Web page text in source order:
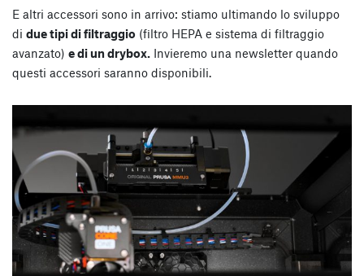
E altri accessori sono in arrivo: stiamo ultimando lo sviluppo
di due tipi di filtraggio (filtro HEPA e sistema di filtraggio
avanzato) e di un drybox. Invieremo una newsletter quando
questi accessori saranno disponibili.